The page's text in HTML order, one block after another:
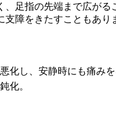
足指の先端まで広がる
支障をきたすこともあ
化し、安静時にも痛み
化。